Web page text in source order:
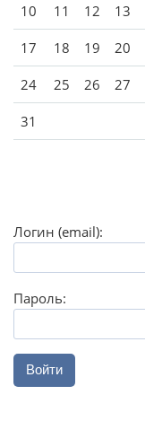
10 11 12 13
17 18 19 20
24 25 26 27
31
Логин (email):
Пароль:
Войти